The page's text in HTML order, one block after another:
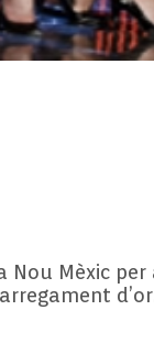
Mèxic